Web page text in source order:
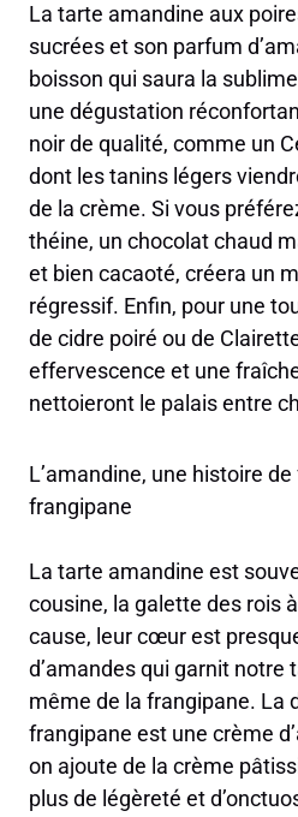
La tarte amandine aux
sucrées et son parfum
boisson qui saura la
une dégustation
noir de qualité, comme un
dont les tanins légers
de la crème. Si vous
théine, un chocolat chaud
et bien cacaoté, créera un
régressif. Enfin, pour une
de cidre poiré ou de
effervescence et une
nettoieront le palais entre
L’amandine, une histoire
frangipane
La tarte amandine est
cousine, la galette des rois
cause, leur cœur est
d’amandes qui garnit notre
même de la frangipane. La
frangipane est une crème
on ajoute de la crème
plus de légèreté et